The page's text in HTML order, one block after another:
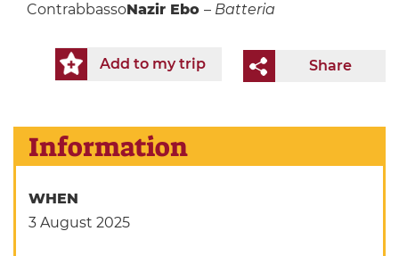
ContrabbassoNazir Ebo – Batteria
Share
Add to my trip
Information
WHEN
3 August 2025